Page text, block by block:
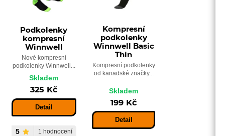
Podkolenky
kompresní
Winnwell
Nové kompresní
podkolenky Winnwell...
Skladem
325 Kč
Detail
5 1 hodnocení
Kompresní
podkolenky
Winnwell Basic
Thin
Kompresní podkolenky
od kanadské značky...
Skladem
199 Kč
Detail